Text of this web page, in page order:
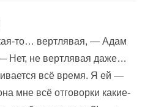
то… вертлявая, — Адам
Нет, не вертлявая даже…
всё время. Я ей —
мне всё отговорки какие-